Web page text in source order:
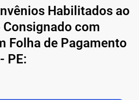
Habilitados ao
com
Folha de Pagamento
PE: